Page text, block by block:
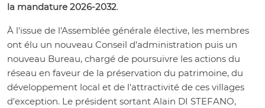
la mandature 2026-2032.
À l'issue de l'Assemblée générale élective, les membres
ont élu un nouveau Conseil d'administration puis un
nouveau Bureau, chargé de poursuivre les actions du
réseau en faveur de la préservation du patrimoine, du
développement local et de l'attractivité de ces villages
d'exception. Le président sortant Alain DI STEFANO,